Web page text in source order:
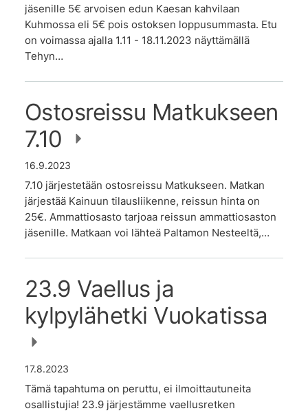
jäsenille 5€ arvoisen edun Kaesan kahvilaan
Kuhmossa eli 5€ pois ostoksen loppusummasta. Etu
on voimassa ajalla 1.11 - 18.11.2023 näyttämällä
Tehyn…
Ostosreissu Matkukseen
7.10
16.9.2023
7.10 järjestetään ostosreissu Matkukseen. Matkan
järjestää Kainuun tilausliikenne, reissun hinta on
25€. Ammattiosasto tarjoaa reissun ammattiosaston
jäsenille. Matkaan voi lähteä Paltamon Nesteeltä,…
23.9 Vaellus ja
kylpylähetki Vuokatissa
17.8.2023
Tämä tapahtuma on peruttu, ei ilmoittautuneita
osallistujia! 23.9 järjestämme vaellusretken